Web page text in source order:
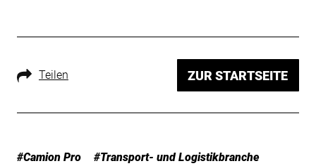
Teilen ZUR STARTSEITE
#Camion Pro
#Transport- und Logistikbranche